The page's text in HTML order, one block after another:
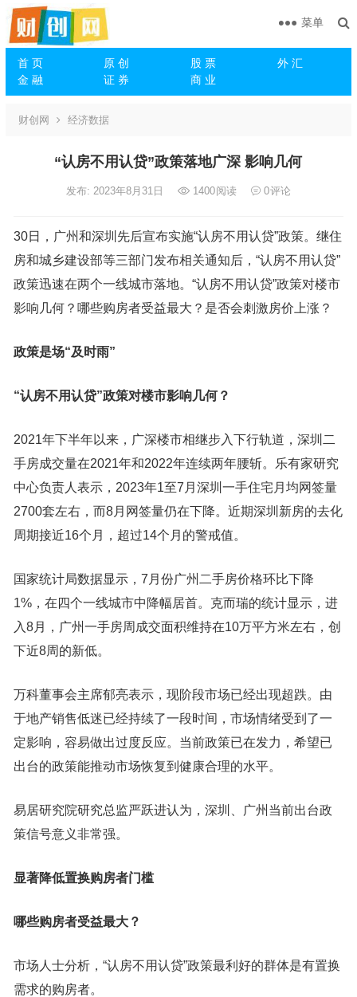
首 页 原 创 股 票
外 汇
金 融
证 券 商 业
菜单
财创网 经济数据
“认房不用认贷”政策落地广深 影响几何
发布: 2023年8月31日 1400阅读 0评论
30日，广州和深圳先后宣布实施“认房不用认贷”政策。继住
房和城乡建设部等三部门发布相关通知后，“认房不用认贷”
政策迅速在两个一线城市落地。“认房不用认贷”政策对楼市
影响几何？哪些购房者受益最大？是否会刺激房价上涨？
政策是场“及时雨”
“认房不用认贷”政策对楼市影响几何？
2021年下半年以来，广深楼市相继步入下行轨道，深圳二
手房成交量在2021年和2022年连续两年腰斩。乐有家研究
中心负责人表示，2023年1至7月深圳一手住宅月均网签量
2700套左右，而8月网签量仍在下降。近期深圳新房的去化
周期接近16个月，超过14个月的警戒值。
国家统计局数据显示，7月份广州二手房价格环比下降
1%，在四个一线城市中降幅居首。克而瑞的统计显示，进
入8月，广州一手房周成交面积维持在10万平方米左右，创
下近8周的新低。
万科董事会主席郁亮表示，现阶段市场已经出现超跌。由
于地产销售低迷已经持续了一段时间，市场情绪受到了一
定影响，容易做出过度反应。当前政策已在发力，希望已
出台的政策能推动市场恢复到健康合理的水平。
易居研究院研究总监严跃进认为，深圳、广州当前出台政
策信号意义非常强。
显著降低置换购房者门槛
哪些购房者受益最大？
市场人士分析，“认房不用认贷”政策最利好的群体是有置换
需求的购房者。